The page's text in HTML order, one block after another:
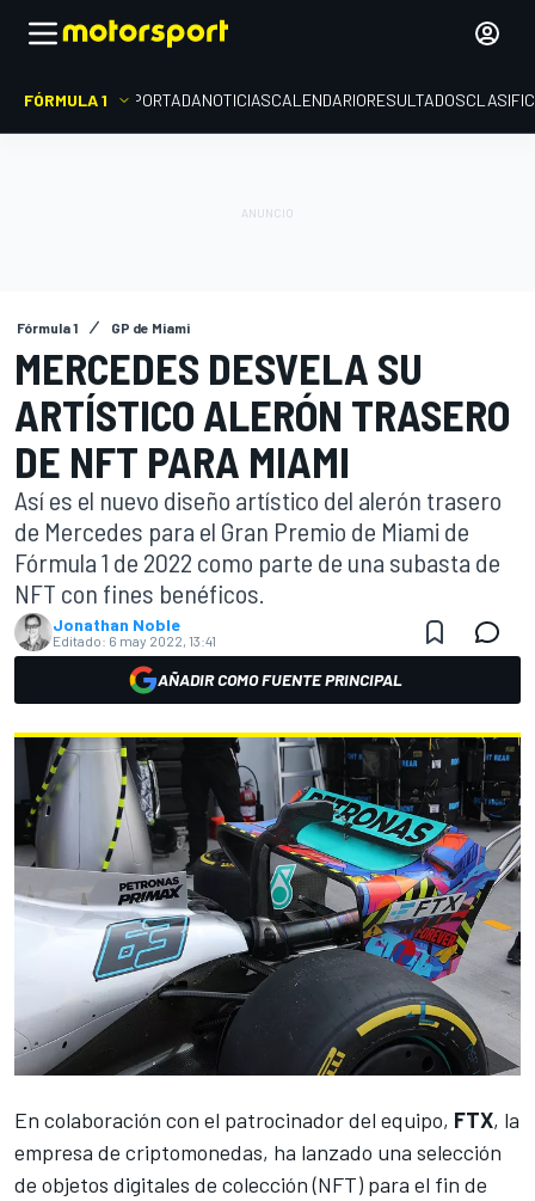
FÓRMULA 1 PORTADANOTICIASCALENDARIORESULTADOS
Fórmula 1 GP de Miami
MERCEDES DESVELA SU
ARTÍSTICO ALERÓN TRASERO
DE NFT PARA MIAMI
Así es el nuevo diseño artístico del alerón trasero
de Mercedes para el Gran Premio de Miami de
Fórmula 1 de 2022 como parte de una subasta de
NFT con fines benéficos.
Jonathan Noble
Editado: 6 may 2022, 13:41
AÑADIR COMO FUENTE PRINCIPAL
En colaboración con el patrocinador del equipo, FTX, la
empresa de criptomonedas, ha lanzado una selección
de objetos digitales de colección (NFT) para el fin de